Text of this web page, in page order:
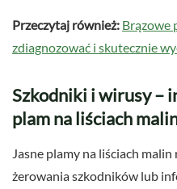
Przeczytaj również: Brązowe
zdiagnozować i skutecznie
Szkodniki i wirusy –
plam na liściach
Jasne plamy na liściach
żerowania szkodników lub